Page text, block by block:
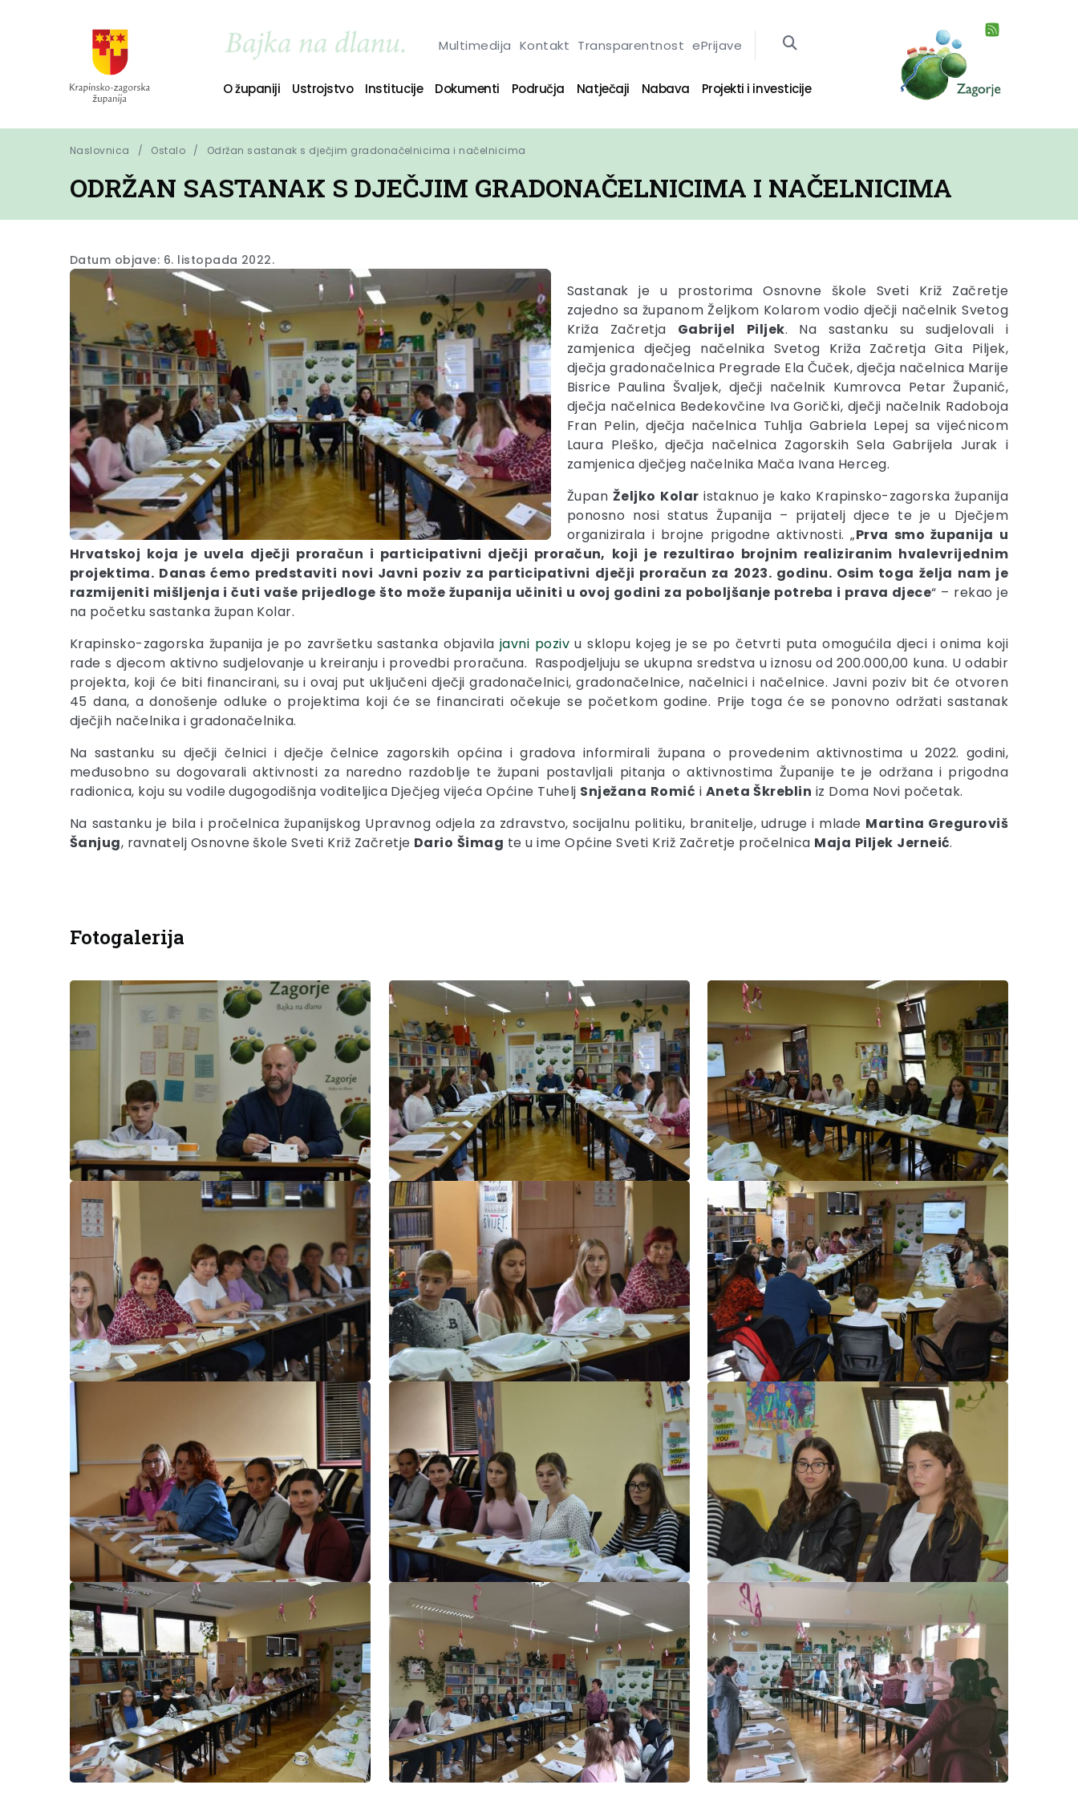
Multimedija Kontakt Transparentnost ePrijave
O županiji Ustrojstvo Institucije Dokumenti Područja Natječaji Nabava Projekti i investicije
Naslovnica Ostalo Održan sastanak s dječjim gradonačelnicima i načelnicima
ODRŽAN SASTANAK S DJEČJIM GRADONAČELNICIMA I NAČELNICIMA
Datum objave: 6. listopada 2022.
Sastanak je u prostorima Osnovne škole Sveti Križ Začretje
zajedno sa županom Željkom Kolarom vodio dječji načelnik Svetog
Križa Začretja Gabrijel Piljek. Na sastanku su sudjelovali i
zamjenica dječjeg načelnika Svetog Križa Začretja Gita Piljek,
dječja gradonačelnica Pregrade Ela Čuček, dječja načelnica Marije
Bisrice Paulina Švaljek, dječji načelnik Kumrovca Petar Županić,
dječja načelnica Bedekovčine Iva Gorički, dječji načelnik Radoboja
Fran Pelin, dječja načelnica Tuhlja Gabriela Lepej sa vijećnicom
Laura Pleško, dječja načelnica Zagorskih Sela Gabrijela Jurak i
zamjenica dječjeg načelnika Mača Ivana Herceg.
Župan Željko Kolar istaknuo je kako Krapinsko-zagorska županija
ponosno nosi status Županija – prijatelj djece te je u Dječjem
organizirala i brojne prigodne aktivnosti. „Prva smo županija u
Hrvatskoj koja je uvela dječji proračun i participativni dječji proračun, koji je rezultirao brojnim realiziranim hvalevrijednim
projektima. Danas ćemo predstaviti novi Javni poziv za participativni dječji proračun za 2023. godinu. Osim toga želja nam je
razmijeniti mišljenja i čuti vaše prijedloge što može županija učiniti u ovoj godini za poboljšanje potreba i prava djece“ – rekao je
na početku sastanka župan Kolar.
Krapinsko-zagorska županija je po završetku sastanka objavila javni poziv u sklopu kojeg je se po četvrti puta omogućila djeci i onima koji
rade s djecom aktivno sudjelovanje u kreiranju i provedbi proračuna. Raspodjeljuju se ukupna sredstva u iznosu od 200.000,00 kuna. U odabir
projekta, koji će biti financirani, su i ovaj put uključeni dječji gradonačelnici, gradonačelnice, načelnici i načelnice. Javni poziv bit će otvoren
45 dana, a donošenje odluke o projektima koji će se financirati očekuje se početkom godine. Prije toga će se ponovno održati sastanak
dječjih načelnika i gradonačelnika.
Na sastanku su dječji čelnici i dječje čelnice zagorskih općina i gradova informirali župana o provedenim aktivnostima u 2022. godini,
međusobno su dogovarali aktivnosti za naredno razdoblje te župani postavljali pitanja o aktivnostima Županije te je održana i prigodna
radionica, koju su vodile dugogodišnja voditeljica Dječjeg vijeća Općine Tuhelj Snježana Romić i Aneta Škreblin iz Doma Novi početak.
Na sastanku je bila i pročelnica županijskog Upravnog odjela za zdravstvo, socijalnu politiku, branitelje, udruge i mlade Martina Greguroviš
Šanjug, ravnatelj Osnovne škole Sveti Križ Začretje Dario Šimag te u ime Općine Sveti Križ Začretje pročelnica Maja Piljek Jerneić.
Fotogalerija